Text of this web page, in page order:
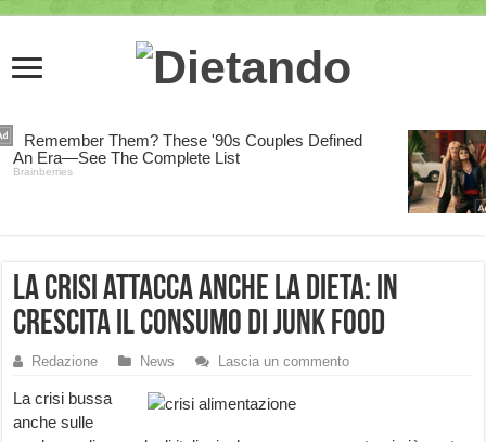
La crisi attacca anche la dieta: in
crescita il consumo di junk food
Redazione News Lascia un commento
La crisi bussa
anche sulle